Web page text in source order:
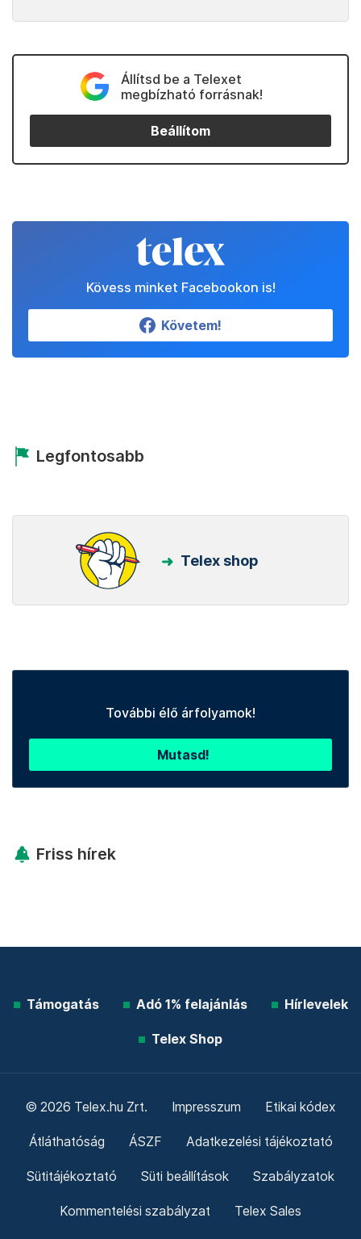
Állítsd be a Telexet
megbízható forrásnak!
Beállítom
Kövess minket Facebookon is!
Követem!
Legfontosabb
Telex shop
További élő árfolyamok!
Mutasd!
Friss hírek
Támogatás Adó 1% felajánlás Hírlevelek
Telex Shop
© 2026 Telex.hu Zrt. Impresszum Etikai kódex
Átláthatóság ÁSZF Adatkezelési tájékoztató
Sütitájékoztató Süti beállítások Szabályzatok
Kommentelési szabályzat Telex Sales